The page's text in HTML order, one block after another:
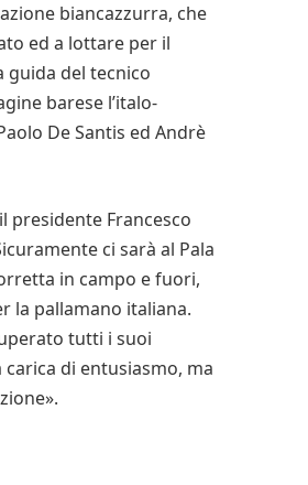
biancazzurra, che
ed a lottare per il
guida del tecnico
barese l’italo-
De Santis ed Andrè
presidente Francesco
ci sarà al Pala
in campo e fuori,
la pallamano italiana.
tutti i suoi
di entusiasmo, ma